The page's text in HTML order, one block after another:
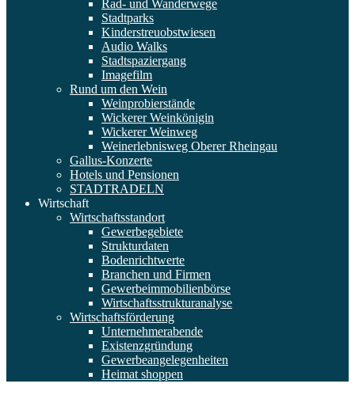
Rad- und Wanderwege
Stadtparks
Kinderstreuobstwiesen
Audio Walks
Stadtspaziergang
Imagefilm
Rund um den Wein
Weinprobierstände
Wickerer Weinkönigin
Wickerer Weinweg
Weinerlebnisweg Oberer Rheingau
Gallus-Konzerte
Hotels und Pensionen
STADTRADELN
Wirtschaft
Wirtschaftsstandort
Gewerbegebiete
Strukturdaten
Bodenrichtwerte
Branchen und Firmen
Gewerbeimmobilienbörse
Wirtschaftsstrukturanalyse
Wirtschaftsförderung
Unternehmerabende
Existenzgründung
Gewerbeangelegenheiten
Heimat shoppen